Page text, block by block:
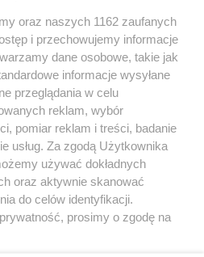
PRYWATNOŚCI HOSTING
RSS FACEBOOK KONTAKT
serwisy
Muzyka i kultura
Archiwum wydarzeń
oraz naszych 1162 zaufanych
i przechowujemy informacje
dane osobowe, takie jak
informacje wysyłane
przeglądania w celu
reklam, wybór
pomiar reklam i treści, badanie
usług. Za zgodą Użytkownika
używać dokładnych
oraz aktywnie skanować
do celów identyfikacji.
prosimy o zgodę na